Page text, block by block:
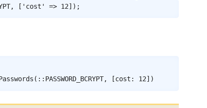
, [ 'cost' => 12] ) ;
( ::PASSWORD_BCRYPT, [cost : 12] )